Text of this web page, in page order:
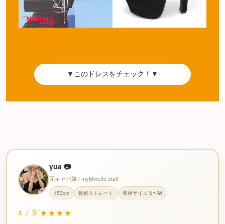
▼このドレスをチェック！▼
yua 📷
元キャバ嬢 / myMinette staff
153cm 骨格ストレート 着用サイズ S〜M
4 / 5 ★★★★